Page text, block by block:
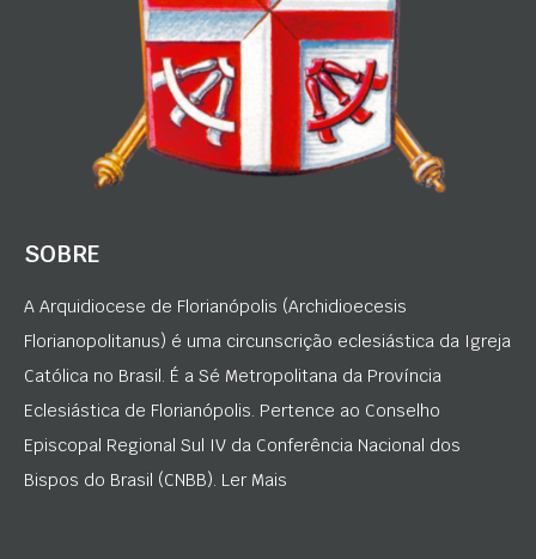
SOBRE
A Arquidiocese de Florianópolis (Archidioecesis
Florianopolitanus) é uma circunscrição eclesiástica da Igreja
Católica no Brasil. É a Sé Metropolitana da Província
Eclesiástica de Florianópolis. Pertence ao Conselho
Episcopal Regional Sul IV da Conferência Nacional dos
Bispos do Brasil (CNBB). Ler Mais